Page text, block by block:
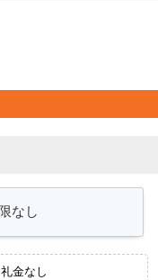
礼金なし